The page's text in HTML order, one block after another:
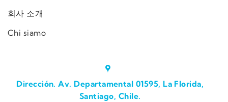
회사 소개
Chi siamo
Dirección. Av. Departamental 01595, La Florida,
Santiago, Chile.